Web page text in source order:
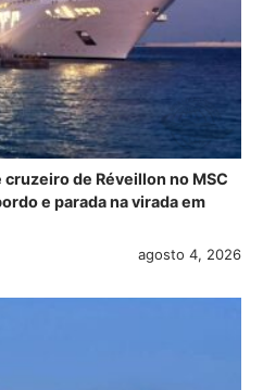
de Réveillon no MSC
e parada na virada em
agosto 4, 2026